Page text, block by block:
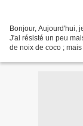
Bonjour, Aujourd'hui,
J'ai résisté un peu
de noix de coco ;